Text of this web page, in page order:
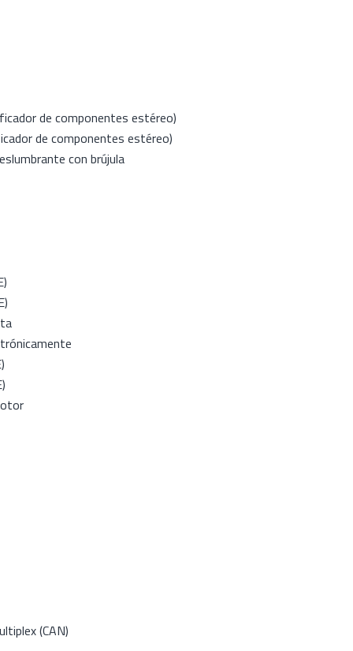
de componentes estéreo)
de componentes estéreo)
con brújula
(CAN)